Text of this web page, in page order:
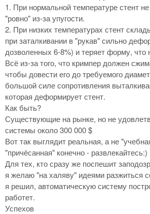
1. При нормальной температуре стент
"ровно" из-за упугости.
2. При низких температурах стент
при заталкивании в "рукав" сильно
дозволенных 6-8%) и теряет форму, что
Всё из-за того, что кримпер должен
чтобы довести его до требуемого
большой силе сопротивления
которая деформирует стент.
Как быть?
Существующие на рынке, но не
системы около 300 000 $
Вот так выглядит реальная, а не
"причёсанная" конечно - развлекайтесь:)
Для тех, кто сразу же поспешит
я желаю "на халяву" идеями разжиться
я решил, автоматическую систему
работет.
Успехов